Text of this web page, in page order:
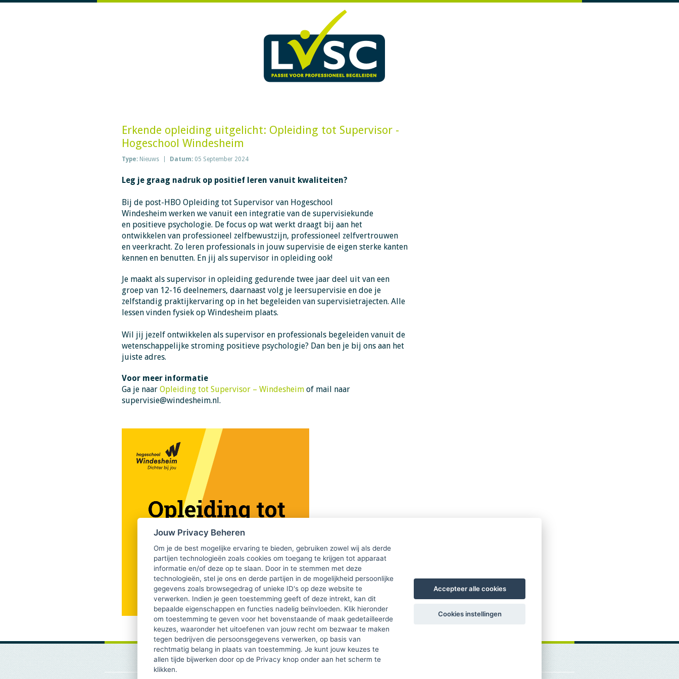
Erkende opleiding uitgelicht: Opleiding tot Supervisor -
Hogeschool Windesheim
Type: Nieuws Datum: 05 September 2024
Leg je graag nadruk op positief leren vanuit kwaliteiten?
Bij de post-HBO Opleiding tot Supervisor van Hogeschool
Windesheim werken we vanuit een integratie van de supervisiekunde
en positieve psychologie. De focus op wat werkt draagt bij aan het
ontwikkelen van professioneel zelfbewustzijn, professioneel zelfvertrouwen
en veerkracht. Zo leren professionals in jouw supervisie de eigen sterke kanten
kennen en benutten. En jij als supervisor in opleiding ook!
Je maakt als supervisor in opleiding gedurende twee jaar deel uit van een
groep van 12-16 deelnemers, daarnaast volg je leersupervisie en doe je
zelfstandig praktijkervaring op in het begeleiden van supervisietrajecten. Alle
lessen vinden fysiek op Windesheim plaats.
Wil jij jezelf ontwikkelen als supervisor en professionals begeleiden vanuit de
wetenschappelijke stroming positieve psychologie? Dan ben je bij ons aan het
juiste adres.
Voor meer informatie
Ga je naar Opleiding tot Supervisor – Windesheim of mail naar
supervisie@windesheim.nl.
Jouw Privacy Beheren
Om je de best mogelijke ervaring te bieden, gebruiken zowel wij als derde
partijen technologieën zoals cookies om toegang te krijgen tot apparaat
informatie en/of deze op te slaan. Door in te stemmen met deze
technologieën, stel je ons en derde partijen in de mogelijkheid persoonlijke
gegevens zoals browsegedrag of unieke ID's op deze website te
verwerken. Indien je geen toestemming geeft of deze intrekt, kan dit
bepaalde eigenschappen en functies nadelig beïnvloeden. Klik hieronder
om toestemming te geven voor het bovenstaande of maak gedetailleerde
keuzes, waaronder het uitoefenen van jouw recht om bezwaar te maken
tegen bedrijven die persoonsgegevens verwerken, op basis van
rechtmatig belang in plaats van toestemming. Je kunt jouw keuzes te
allen tijde bijwerken door op de Privacy knop onder aan het scherm te
klikken.
Accepteer alle cookies
Cookies instellingen